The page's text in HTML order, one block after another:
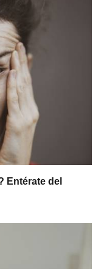
Entérate del